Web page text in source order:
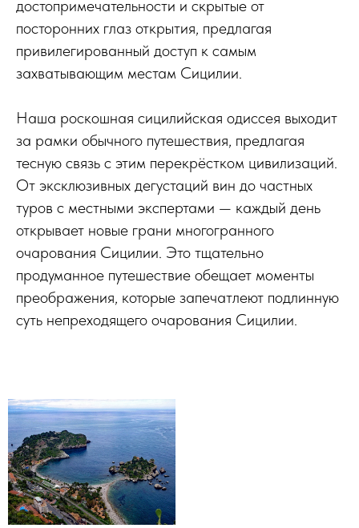
достопримечательности и скрытые от
посторонних глаз открытия, предлагая
привилегированный доступ к самым
захватывающим местам Сицилии.
Наша роскошная сицилийская одиссея выходит
за рамки обычного путешествия, предлагая
тесную связь с этим перекрёстком цивилизаций.
От эксклюзивных дегустаций вин до частных
туров с местными экспертами — каждый день
открывает новые грани многогранного
очарования Сицилии. Это тщательно
продуманное путешествие обещает моменты
преображения, которые запечатлеют подлинную
суть непреходящего очарования Сицилии.